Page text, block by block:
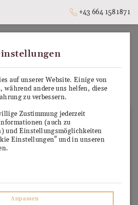
+43 664 1581871
auf unserer Website. Einige von
während andere uns helfen, diese
zu verbessern.
Zustimmung jederzeit
(auch zu
und Einstellungsmöglichkeiten
Einstellungen" und in unseren
Anpassen